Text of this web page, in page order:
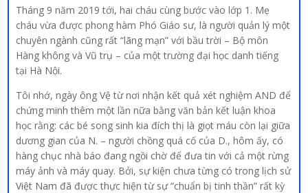
Tháng 9 năm 2019 tới, hai cháu cùng bước vào lớp 1. Mẹ
cháu vừa được phong hàm Phó Giáo sư, là người quản lý một
chuyên ngành cũng rất “lãng mạn” với bầu trời – Bộ môn
Hàng không và Vũ trụ – của một trường đại học danh tiếng
tại Hà Nội.
Tôi nhớ, ngày ông Vệ từ nơi nhận kết quả xét nghiệm AND để
chứng minh thêm một lần nữa bằng văn bản kết luận khoa
học rằng: các bé song sinh kia đích thị là giọt máu còn lại giữa
dương gian của N. – người chồng quá cố của D., hôm ấy, có
hàng chục nhà báo đang ngồi chờ để đưa tin với cả một rừng
máy ảnh và máy quay. Bởi, sự kiện chưa từng có trong lịch sử
Việt Nam đã được thực hiện từ sự “chuẩn bị tinh thần” rất kỳ